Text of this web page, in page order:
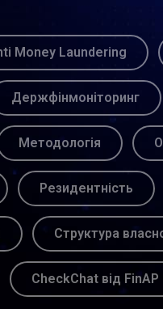
Money Laundering
Держфінмоніторинг
Методологія
Резидентність
Структура
CheckChat від